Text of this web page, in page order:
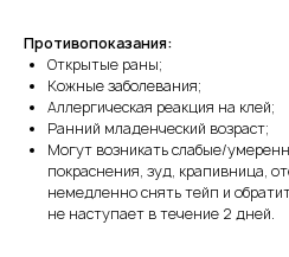
Противопоказания:
Открытые раны;
Кожные заболевания;
Аллергическая реакция на клей;
Ранний младенческий возраст;
Могут возникать слабые/
покраснения, зуд, крапивница,
немедленно снять тейп и
не наступает в течение 2 дней.